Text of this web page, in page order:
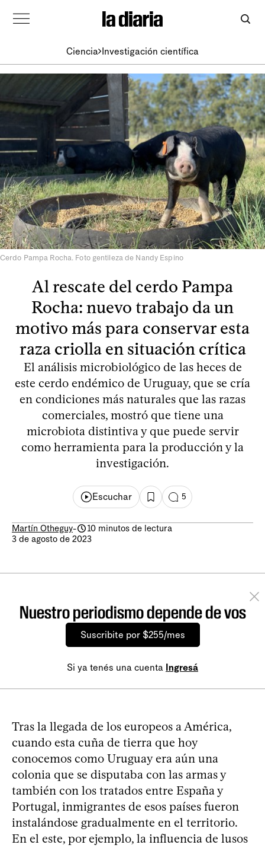
Ciencia Investigación científica
Cerdo Pampa Rocha. Foto gentileza de Nandy Espino
Al rescate del cerdo Pampa
Rocha: nuevo trabajo da un
motivo más para conservar esta
raza criolla en situación crítica
El análisis microbiológico de las heces de
este cerdo endémico de Uruguay, que se cría
en condiciones más naturales que las razas
comerciales, mostró que tiene una
microbiota distintiva y que puede servir
como herramienta para la producción y la
investigación.
Escuchar 5
Martín Otheguy-
10 minutos de lectura
3 de agosto de 2023
Nuestro periodismo depende de vos
Suscribite por $255/mes
Si ya tenés una cuenta Ingresá
Tras la llegada de los europeos a América,
cuando esta cuña de tierra que hoy
conocemos como Uruguay era aún una
colonia que se disputaba con las armas y
también con los tratados entre España y
Portugal, inmigrantes de esos países fueron
instalándose gradualmente en el territorio.
En el este, por ejemplo, la influencia de lusos